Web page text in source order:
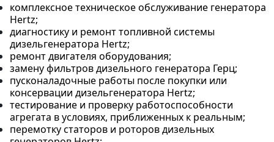
комплексное техническое обслуживание генератора
Hertz;
диагностику и ремонт топливной системы
дизельгенератора Hertz;
ремонт двигателя оборудования;
замену фильтров дизельного генератора Герц;
пусконаладочные работы после покупки или
консервации дизельгенератора Hertz;
тестирование и проверку работоспособности
агрегата в условиях, приближенных к реальным;
перемотку статоров и роторов дизельных